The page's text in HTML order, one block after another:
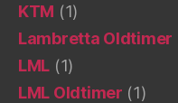
KTM (1)
Lambretta Oldtimer
LML (1)
LML Oldtimer (1)